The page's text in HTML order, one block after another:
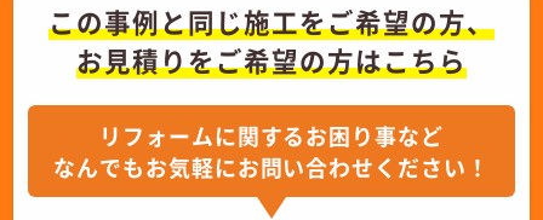
この事例と同じ施工をご希望の方、
お見積りをご希望の方はこちら
リフォームに関するお困り事など
なんでもお気軽にお問い合わせください！